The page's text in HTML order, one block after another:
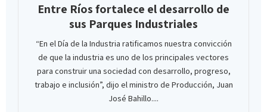
Entre Ríos fortalece el desarrollo de
sus Parques Industriales
“En el Día de la Industria ratificamos nuestra convicción
de que la industria es uno de los principales vectores
para construir una sociedad con desarrollo, progreso,
trabajo e inclusión”, dijo el ministro de Producción, Juan
José Bahillo....